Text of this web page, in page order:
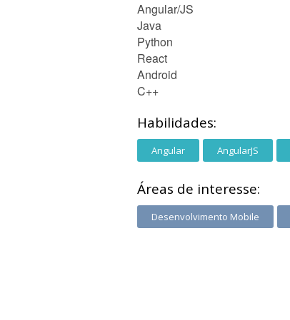
Angular/JS
Java
Python
React
Android
C++
Habilidades:
Angular AngularJS
Áreas de interesse:
Desenvolvimento Mobile